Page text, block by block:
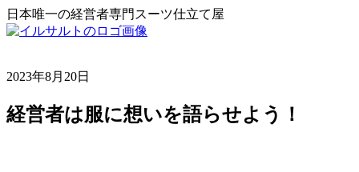
日本唯一の経営者専門スーツ仕立て屋
2023年8月20日
経営者は服に想いを語らせよう！